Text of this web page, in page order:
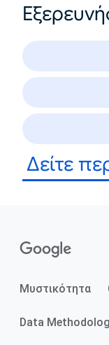
Δείτε
Μυστικότητα
Data